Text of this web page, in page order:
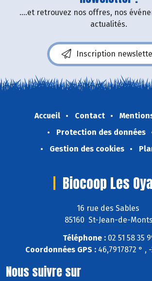
....et retrouvez nos offres, nos
actualités.
Inscription
Accueil Contact
Protection des données
Gestion des cookies
Biocoop Les
16 rue des Sables
85160 St-Jean-de-Monts
Téléphone :02 51 58 35
Coordonnées GPS :46,7917872 ° ,
Nous suivre sur